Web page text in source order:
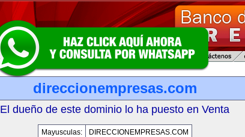
direccionempresas.com
El dueño de este dominio lo ha puesto en Venta
Mayusculas:
DIRECCIONEMPRESAS.COM